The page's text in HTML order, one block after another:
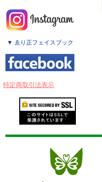
▼ ゑり正フェイスブック
特定商取引法表示